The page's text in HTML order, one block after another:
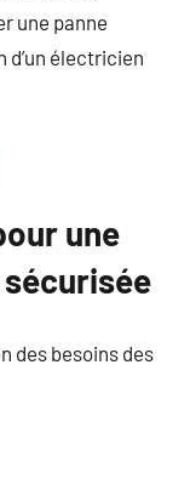
une panne
d’un électricien
une
des besoins des